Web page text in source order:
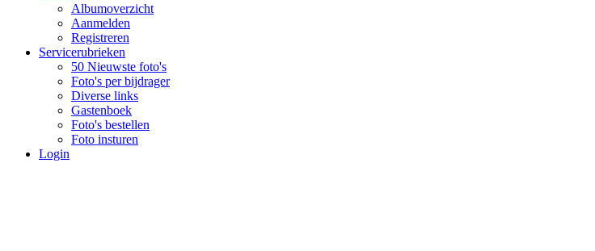
Albumoverzicht
Aanmelden
Registreren
Servicerubrieken
50 Nieuwste foto's
Foto's per bijdrager
Diverse links
Gastenboek
Foto's bestellen
Foto insturen
Login